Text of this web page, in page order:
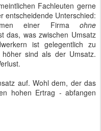
Fachleuten gerne
entscheidende Unterschied:
einer Firma ohne
das, was zwischen Umsatz
ist gelegentlich zu
sind als der Umsatz.
auf. Wohl dem, der das
hohen Ertrag - abfangen